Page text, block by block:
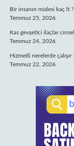
Bir insanın midesi kaç lt ?
Temmuz 25, 2026
Kas gevşetici ilaçlar
Temmuz 24, 2026
Hizmetli nerelerde çalışır
Temmuz 22, 2026